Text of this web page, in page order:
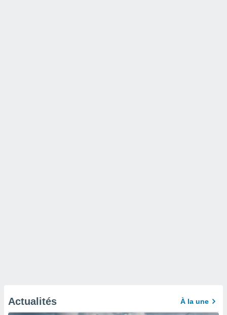
Actualités À la une